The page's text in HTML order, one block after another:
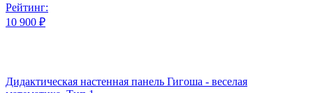
Рейтинг:
10 900 ₽
Дидактическая настенная панель Гигоша - веселая